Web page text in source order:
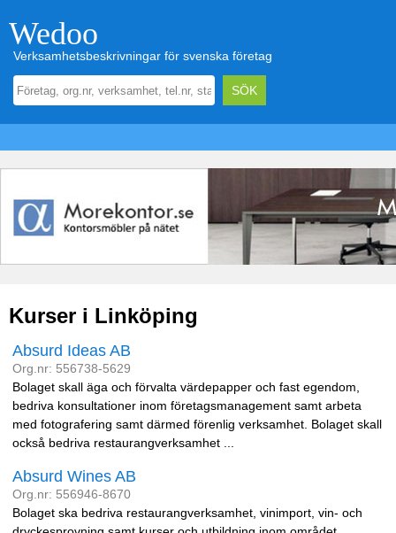
Wedoo
Verksamhetsbeskrivningar för svenska företag
Kurser i Linköping
Absurd Ideas AB
Org.nr: 556738-5629
Bolaget skall äga och förvalta värdepapper och fast egendom,
bedriva konsultationer inom företagsmanagement samt arbeta
med fotografering samt därmed förenlig verksamhet. Bolaget skall
också bedriva restaurangverksamhet ...
Absurd Wines AB
Org.nr: 556946-8670
Bolaget ska bedriva restaurangverksamhet, vinimport, vin- och